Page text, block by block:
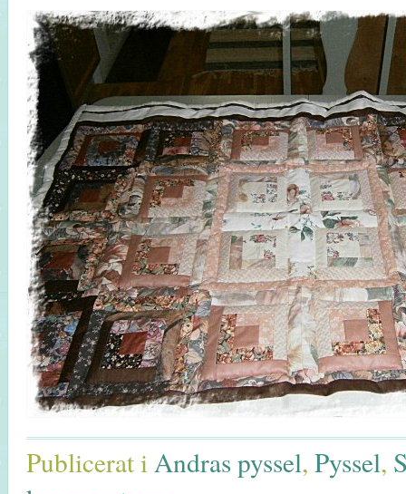
Publicerat iAndras pyssel, Pyssel,